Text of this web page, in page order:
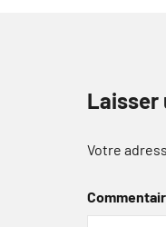
Laisser
Votre